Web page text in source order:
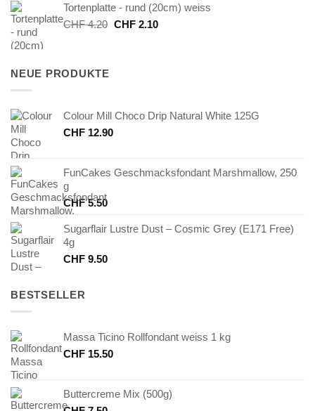
CHF 5.20CHF 2.60.
Tortenplatte - rund (20cm) weiss
CHF4.20 Ursprünglicher
CHF2.10Aktueller
NEUE PRODUKTE
Colour Mill Choco Drip Natural White 125G
CHF 12.90
FunCakes Geschmacksfondant Marshmallow, 250
g
CHF5.50
Sugarflair Lustre Dust – Cosmic Grey (E171 Free)
4g
CHF 9.50
BESTSELLER
Massa Ticino Rollfondant weiss 1 kg
CHF 15.50
Buttercreme Mix (500g)